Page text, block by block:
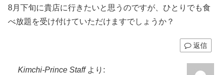
8月下旬に貴店に行きたいと思うのですが、ひとりでも食
べ放題を受け付けていただけますでしょうか？
返信
Kimchi-Prince Staff より: